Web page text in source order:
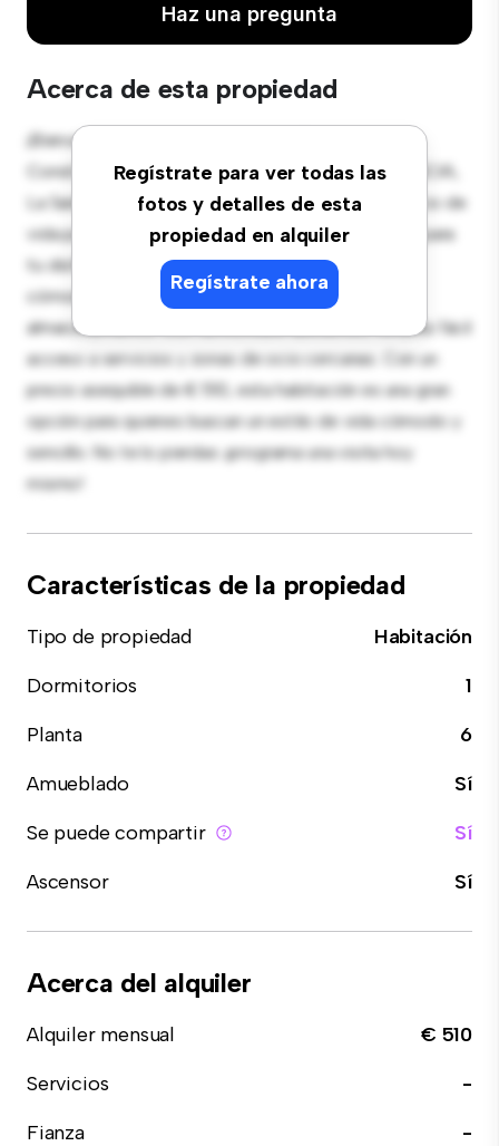
Haz una pregunta
Acerca de esta propiedad
Regístrate para ver todas las
fotos y detalles de esta
propiedad en alquiler
Regístrate ahora
¡Bienvenido a tu nueva estancia en Avenida
Constituicion 104, piso 6, puerta 11, 46009, VALENCIA,
La Saïdia! Esta cómoda habitación ofrece un espacio de
vida pacífico y privado. Amueblada con lo esencial para
tu disfrute, esta habitación proporciona una cama
cómoda, un espacio de trabajo y soluciones de
almacenamiento. Con su increíble ubicación, tendrás fácil
acceso a servicios y zonas de ocio cercanas. Con un
precio asequible de € 510, esta habitación es una gran
opción para quienes buscan un estilo de vida cómodo y
sencillo. No te lo pierdas: ¡programa una visita hoy
mismo!
Características de la propiedad
Tipo de propiedad
Habitación
Dormitorios
1
Planta
6
Amueblado
Sí
Se puede compartir
Sí
Ascensor
Sí
Acerca del alquiler
Alquiler mensual
€ 510
Servicios
-
Fianza
-